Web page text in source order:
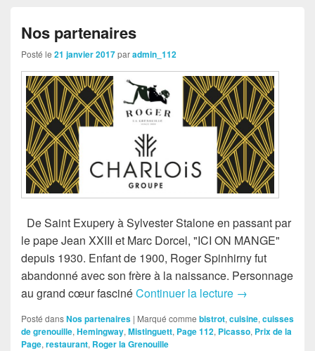
Nos partenaires
Posté le 21 janvier 2017paradmin_112
De Saint Exupery à Sylvester Stalone en passant par
le pape Jean XXIII et Marc Dorcel, "ICI ON MANGE"
depuis 1930. Enfant de 1900, Roger Spinhirny fut
abandonné avec son frère à la naissance. Personnage
au grand cœur fascinéContinuer la lecture Nos partenaires
→
Posté dansNos partenaires | Marqué comme bistrot, cuisine, cuisses
de grenouille, Hemingway, Mistinguett, Page 112, Picasso, Prix de la
Page, restaurant, Roger la Grenouille